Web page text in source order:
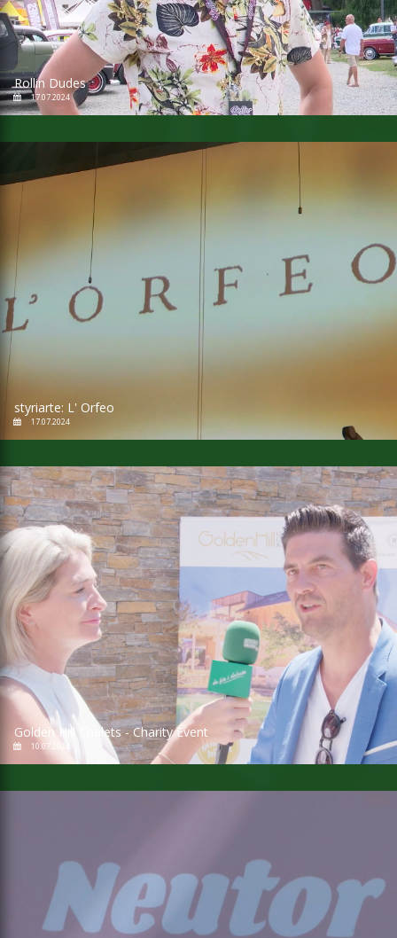
Rollin Dudes
17.07.2024
styriarte: L' Orfeo
17.07.2024
Golden Hill Chalets - Charity Event
10.07.2024